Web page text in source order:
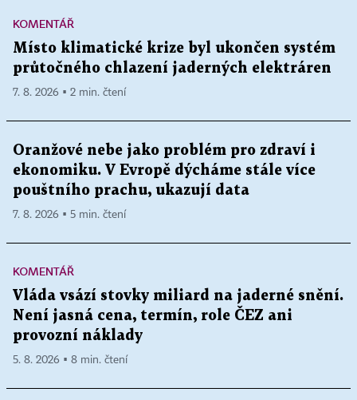
KOMENTÁŘ
Místo klimatické krize byl ukončen systém
průtočného chlazení jaderných elektráren
7. 8. 2026 ▪ 2 min. čtení
Oranžové nebe jako problém pro zdraví i
ekonomiku. V Evropě dýcháme stále více
pouštního prachu, ukazují data
7. 8. 2026 ▪ 5 min. čtení
KOMENTÁŘ
Vláda vsází stovky miliard na jaderné snění.
Není jasná cena, termín, role ČEZ ani
provozní náklady
5. 8. 2026 ▪ 8 min. čtení